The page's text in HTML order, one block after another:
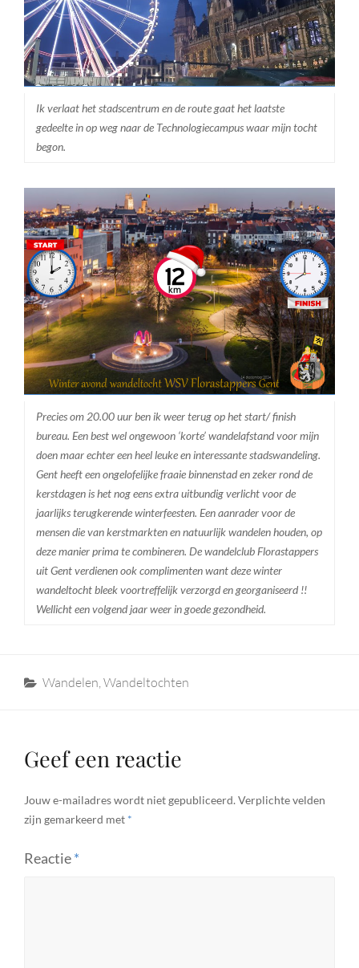
Ik verlaat het stadscentrum en de route gaat het laatste
gedeelte in op weg naar de Technologiecampus waar mijn tocht
begon.
Precies om 20.00 uur ben ik weer terug op het start/ finish
bureau. Een best wel ongewoon ‘korte’ wandelafstand voor mijn
doen maar echter een heel leuke en interessante stadswandeling.
Gent heeft een ongelofelijke fraaie binnenstad en zeker rond de
kerstdagen is het nog eens extra uitbundig verlicht voor de
jaarlijks terugkerende winterfeesten. Een aanrader voor de
mensen die van kerstmarkten en natuurlijk wandelen houden, op
deze manier prima te combineren. De wandelclub Florastappers
uit Gent verdienen ook complimenten want deze winter
wandeltocht bleek voortreffelijk verzorgd en georganiseerd !!
Wellicht een volgend jaar weer in goede gezondheid.
Categories
Wandelen,Wandeltochten
Geef een reactie
Jouw e-mailadres wordt niet gepubliceerd.Verplichte velden
zijn gemarkeerd met *
Reactie*